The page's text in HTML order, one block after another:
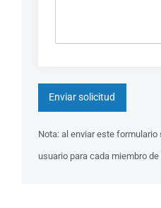
Nota: al enviar este
usuario para cada miembro de